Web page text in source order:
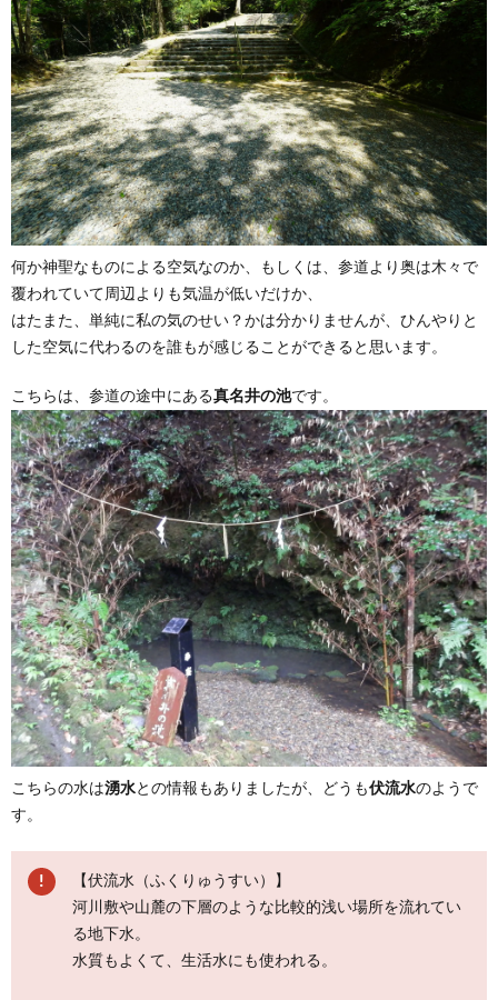
何か神聖なものによる空気なのか、もしくは、参道より奥は木々で
覆われていて周辺よりも気温が低いだけか、
はたまた、単純に私の気のせい？かは分かりませんが、ひんやりと
した空気に代わるのを誰もが感じることができると思います。
こちらは、参道の途中にある真名井の池です。
こちらの水は湧水との情報もありましたが、どうも伏流水のようで
す。
【伏流水（ふくりゅうすい）】
河川敷や山麓の下層のような比較的浅い場所を流れてい
る地下水。
水質もよくて、生活水にも使われる。